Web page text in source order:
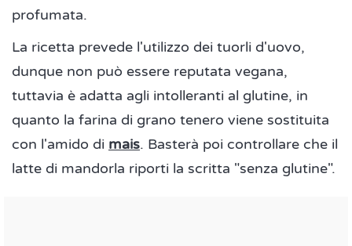
profumata.
La ricetta prevede l'utilizzo dei tuorli d'uovo,
dunque non può essere reputata vegana,
tuttavia è adatta agli intolleranti al glutine, in
quanto la farina di grano tenero viene sostituita
con l'amido di mais. Basterà poi controllare che il
latte di mandorla riporti la scritta "senza glutine".